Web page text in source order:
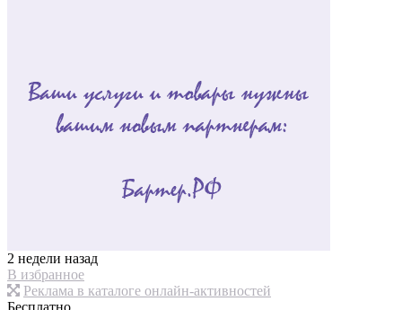
2 недели назад
В избранное
Реклама в каталоге онлайн-активностей
Бесплатно